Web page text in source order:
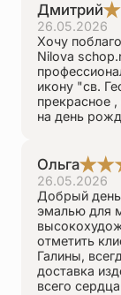
Дмитрий
26.05.2026
Хочу
Nilova
икону "св.
прекрасное
на день
Ольга
26.05.2026
Добрый
эмалью для
отметить
Галины,
доставка
всего